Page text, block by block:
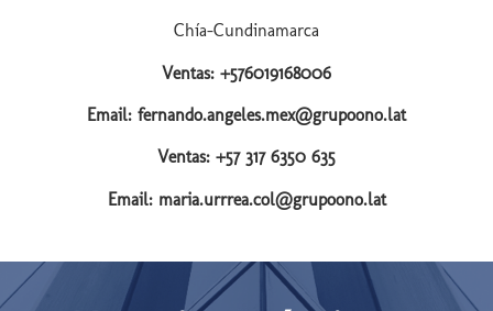
Chía-Cundinamarca
Ventas: +576019168006
Email: fernando.angeles.mex@grupoono.lat
Ventas: +57 317 6350 635
Email: maria.urrrea.col@grupoono.lat